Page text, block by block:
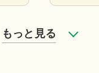
もっと見る